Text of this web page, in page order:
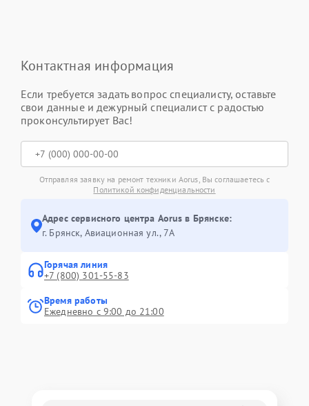
Контактная информация
Если требуется задать вопрос специалисту, оставьте
свои данные и дежурный специалист с радостью
проконсультирует Вас!
Отправляя заявку на ремонт техники Aorus, Вы соглашаетесь с
Политикой конфиденциальности
Адрес сервисного центра Aorus в Брянске:
г. Брянск, Авиационная ул., 7А
Горячая линия
+7 (800) 301-55-83
Время работы
Ежедневно с 9:00 до 21:00